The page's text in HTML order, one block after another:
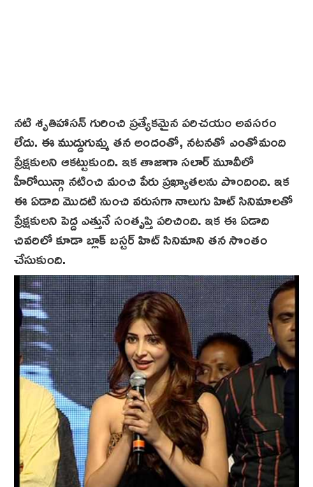
నటి శృతిహాసన్ గురించి ప్రత్యేకమైన పరిచయం అవసరం
లేదు. ఈ ముద్దుగుమ్మ తన అందంతో, నటనతో ఎంతోమంది
ప్రేక్షకులని ఆకట్టుకుంది. ఇక తాజాగా సలార్ మూవీలో
హీరోయిన్గా నటించి మంచి పేరు ప్రఖ్యాతలను పొందింది. ఇక
ఈ ఏడాది మొదటి నుంచి వరుసగా నాలుగు హిట్ సినిమాలతో
ప్రేక్షకులని పెద్ద ఎత్తునే సంతృప్తి పరిచింది. ఇక ఈ ఏడాది
చివరిలో కూడా బ్లాక్ బస్టర్ హిట్ సినిమాని తన సొంతం
చేసుకుంది.